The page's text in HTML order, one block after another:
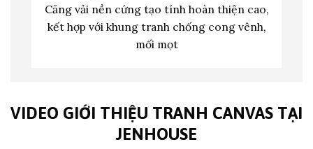
Căng vải nền cứng tạo tính hoàn thiện cao,
kết hợp với khung tranh chống cong vênh,
mối mọt
VIDEO GIỚI THIỆU TRANH CANVAS TẠI
JENHOUSE